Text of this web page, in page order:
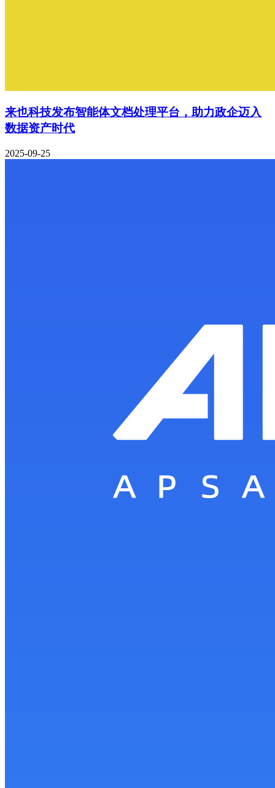
来也科技发布智能体文档处理平台，助力政企迈入
数据资产时代
2025-09-25